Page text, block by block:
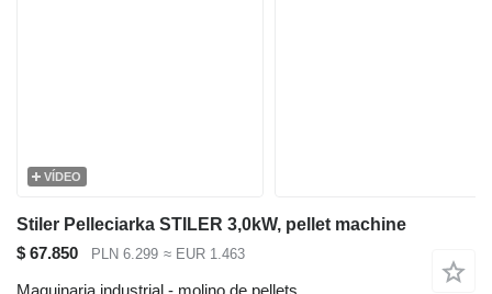
VÍDEO
Stiler Pelleciarka STILER 3,0kW, pellet machine
$ 67.850
PLN 6.299 ≈ EUR 1.463
Maquinaria industrial - molino de pellets